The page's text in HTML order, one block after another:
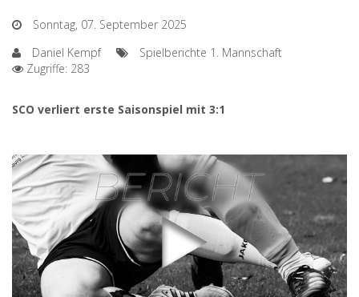
Sonntag, 07. September 2025
Daniel Kempf
Spielberichte 1. Mannschaft
Zugriffe: 283
SCO verliert erste Saisonspiel mit 3:1